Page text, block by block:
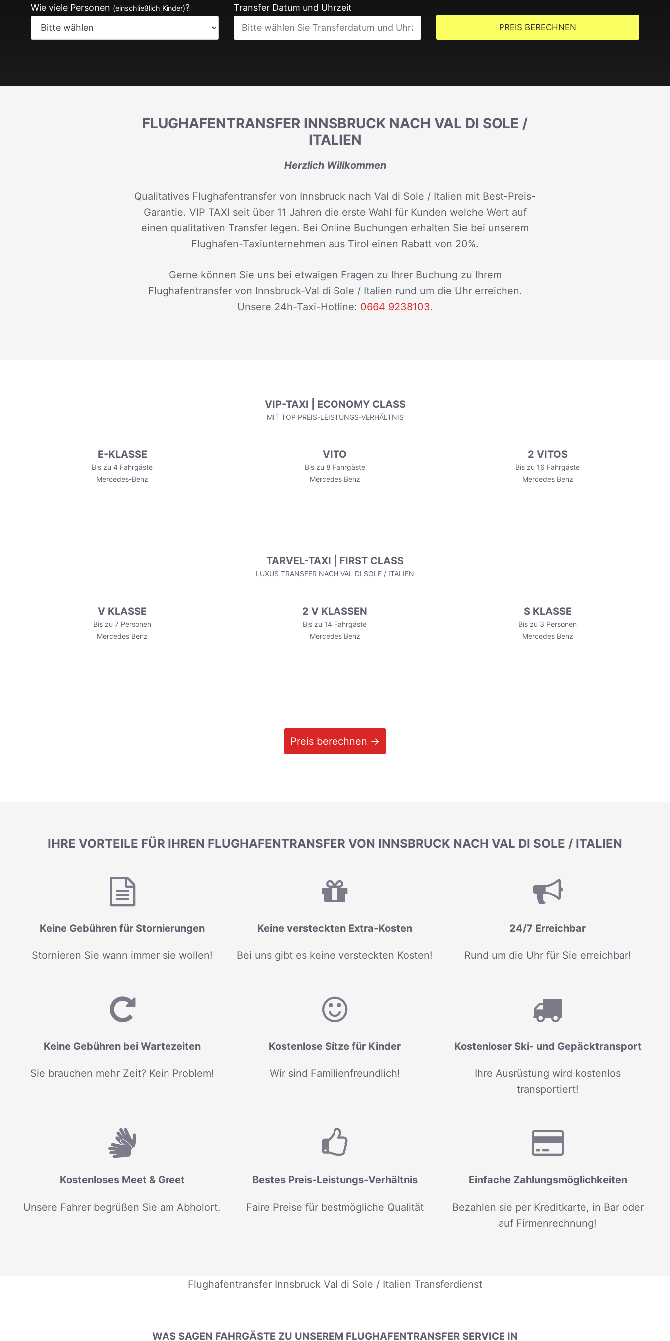
Wie viele Personen (einschließlich Kinder)? Transfer Datum und Uhrzeit
PREIS BERECHNEN
FLUGHAFENTRANSFER INNSBRUCK NACH VAL DI SOLE /
ITALIEN
Herzlich Willkommen
Qualitatives Flughafentransfer von Innsbruck nach Val di Sole / Italien mit Best-Preis-
Garantie. VIP TAXI seit über 11 Jahren die erste Wahl für Kunden welche Wert auf
einen qualitativen Transfer legen. Bei Online Buchungen erhalten Sie bei unserem
Flughafen-Taxiunternehmen aus Tirol einen Rabatt von 20%.
Gerne können Sie uns bei etwaigen Fragen zu Ihrer Buchung zu Ihrem
Flughafentransfer von Innsbruck-Val di Sole / Italien rund um die Uhr erreichen.
Unsere 24h-Taxi-Hotline: 0664 9238103.
VIP-TAXI | ECONOMY CLASS
MIT TOP PREIS-LEISTUNGS-VERHÄLTNIS
E-KLASSE
Bis zu 4 Fahrgäste
Mercedes-Benz
VITO
Bis zu 8 Fahrgäste
Mercedes Benz
2 VITOS
Bis zu 16 Fahrgäste
Mercedes Benz
TARVEL-TAXI | FIRST CLASS
LUXUS TRANSFER NACH VAL DI SOLE / ITALIEN
V KLASSE
Bis zu 7 Personen
Mercedes Benz
2 V KLASSEN
Bis zu 14 Fahrgäste
Mercedes Benz
S KLASSE
Bis zu 3 Personen
Mercedes Benz
Preis berechnen →
IHRE VORTEILE FÜR IHREN FLUGHAFENTRANSFER VON INNSBRUCK NACH VAL DI SOLE / ITALIEN
Keine Gebühren für Stornierungen
Stornieren Sie wann immer sie wollen!
Keine versteckten Extra-Kosten
Bei uns gibt es keine versteckten Kosten!
24/7 Erreichbar
Rund um die Uhr für Sie erreichbar!
Keine Gebühren bei Wartezeiten
Sie brauchen mehr Zeit? Kein Problem!
Kostenlose Sitze für Kinder
Wir sind Familienfreundlich!
Kostenloser Ski- und Gepäcktransport
Ihre Ausrüstung wird kostenlos
transportiert!
Kostenloses Meet & Greet
Unsere Fahrer begrüßen Sie am Abholort.
Bestes Preis-Leistungs-Verhältnis
Faire Preise für bestmögliche Qualität
Einfache Zahlungsmöglichkeiten
Bezahlen sie per Kreditkarte, in Bar oder
auf Firmenrechnung!
Flughafentransfer Innsbruck Val di Sole / Italien Transferdienst
WAS SAGEN FAHRGÄSTE ZU UNSEREM FLUGHAFENTRANSFER SERVICE IN